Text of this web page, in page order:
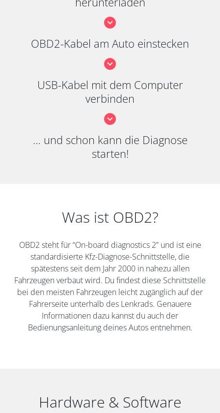
OBD2-Kabel am Auto einstecken
USB-Kabel mit dem Computer
verbinden
… und schon kann die Diagnose
starten!
Was ist OBD2?
OBD2 steht für “On-board diagnostics 2” und ist eine
standardisierte Kfz-Diagnose-Schnittstelle, die
spätestens seit dem Jahr 2000 in nahezu allen
Fahrzeugen verbaut wird. Du findest diese Schnittstelle
bei den meisten Fahrzeugen leicht zugänglich auf der
Fahrerseite unterhalb des Lenkrads. Genauere
Informationen dazu kannst du auch der
Bedienungsanleitung deines Autos entnehmen.
Hardware & Software